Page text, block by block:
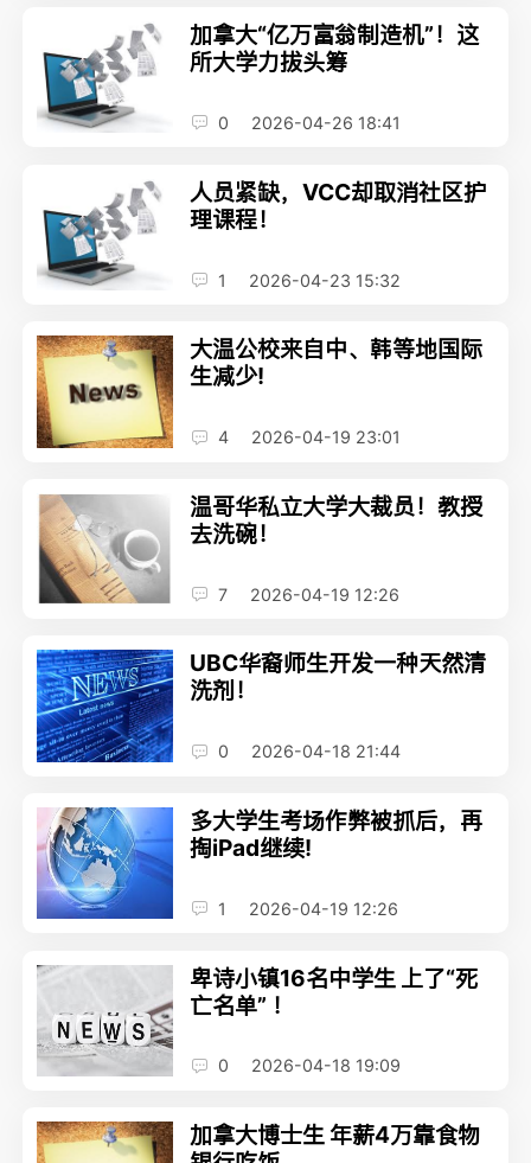
加拿大“亿万富翁制造机”！这
所大学力拔头筹
0 2026-04-26 18:41
人员紧缺，VCC却取消社区护
理课程！
1 2026-04-23 15:32
大温公校来自中、韩等地国际
生减少!
4 2026-04-19 23:01
温哥华私立大学大裁员！教授
去洗碗！
7 2026-04-19 12:26
UBC华裔师生开发一种天然清
洗剂！
0 2026-04-18 21:44
多大学生考场作弊被抓后，再
掏iPad继续!
1 2026-04-19 12:26
卑诗小镇16名中学生 上了“死
亡名单” ！
0 2026-04-18 19:09
加拿大博士生 年薪4万靠食物